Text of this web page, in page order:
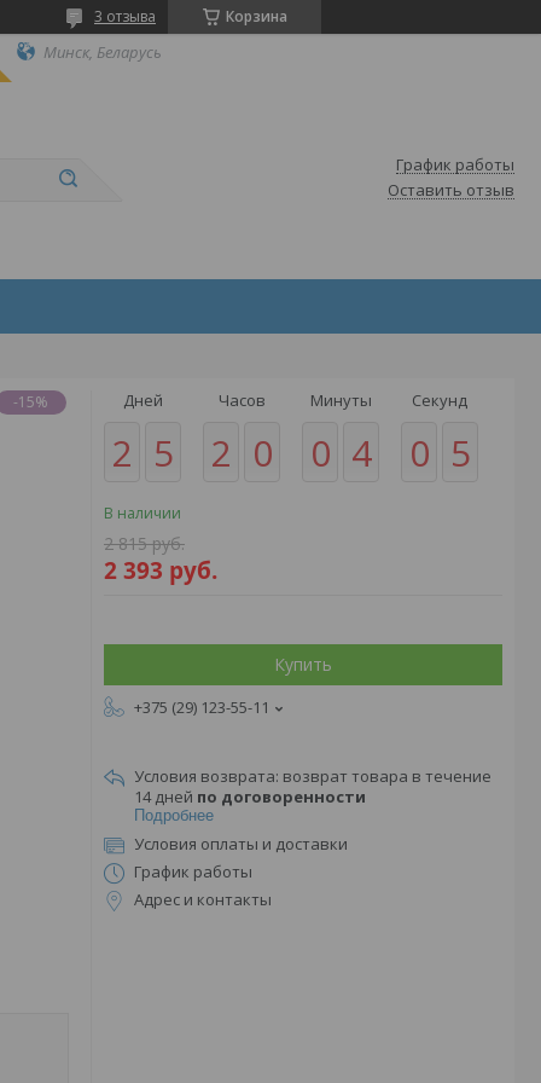
Корзина
3 отзыва
Минск, Беларусь
График работы
Оставить отзыв
-15% Дней
2 5
Часов
2 0
Минуты
0 4
Секунд
0 5
В наличии
2 815руб.
2 393 руб.
Купить
+375 (29) 123-55-11
возврат товара в течение
14 дней по договоренности
Подробнее
Условия оплаты и доставки
График работы
Адрес и контакты